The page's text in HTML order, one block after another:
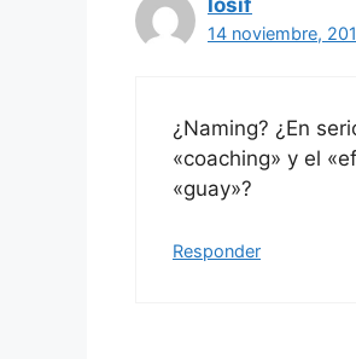
14 noviembre,
¿Naming? ¿En
«coaching» y el
«guay»?
Responder